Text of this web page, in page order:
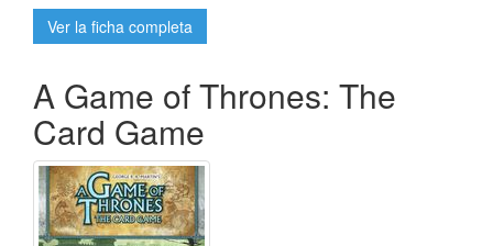
Ver la ficha completa
A Game of Thrones: The
Card Game